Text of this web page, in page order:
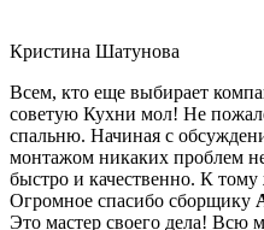
Кристина Шатунова
Всем, кто еще выбирает
советую Кухни мол! Не
спальню. Начиная с
монтажом никаких проблем
быстро и качественно. К
Огромное спасибо сборщику
Это мастер своего дела! Всю